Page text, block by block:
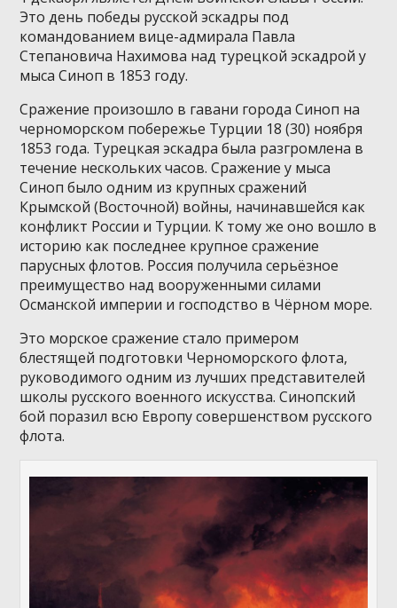
Это день победы русской эскадры под
командованием вице-адмирала Павла
Степановича Нахимова над турецкой эскадрой у
мыса Синоп в 1853 году.
Сражение произошло в гавани города Синоп на
черноморском побережье Турции 18 (30) ноября
1853 года. Турецкая эскадра была разгромлена в
течение нескольких часов. Сражение у мыса
Синоп было одним из крупных сражений
Крымской (Восточной) войны, начинавшейся как
конфликт России и Турции. К тому же оно вошло в
историю как последнее крупное сражение
парусных флотов. Россия получила серьёзное
преимущество над вооруженными силами
Османской империи и господство в Чёрном море.
Это морское сражение стало примером
блестящей подготовки Черноморского флота,
руководимого одним из лучших представителей
школы русского военного искусства. Синопский
бой поразил всю Европу совершенством русского
флота.